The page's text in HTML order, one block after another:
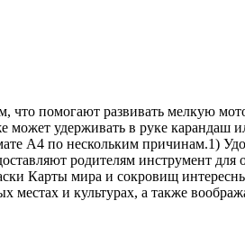
помогают развивать мелкую
удерживать в руке карандаш
A4 по нескольким причинам.1)
родителям инструмент
Карты мира и сокровищ
местах и культурах, а также